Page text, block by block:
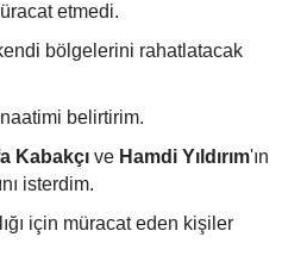
etmedi.
bölgelerini rahatlatacak
belirtirim.
Kabakçı ve Hamdi Yıldırım'ın
isterdim.
için müracat eden kişiler